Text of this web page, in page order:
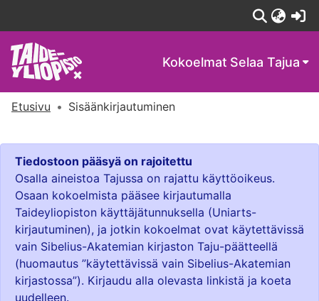
Kokoelmat Selaa Tajua
Etusivu Sisäänkirjautuminen
Tiedostoon pääsyä on rajoitettu
Osalla aineistoa Tajussa on rajattu käyttöoikeus.
Osaan kokoelmista pääsee kirjautumalla
Taideyliopiston käyttäjätunnuksella (Uniarts-
kirjautuminen), ja jotkin kokoelmat ovat käytettävissä
vain Sibelius-Akatemian kirjaston Taju-päätteellä
(huomautus ”käytettävissä vain Sibelius-Akatemian
kirjastossa”). Kirjaudu alla olevasta linkistä ja koeta
uudelleen.